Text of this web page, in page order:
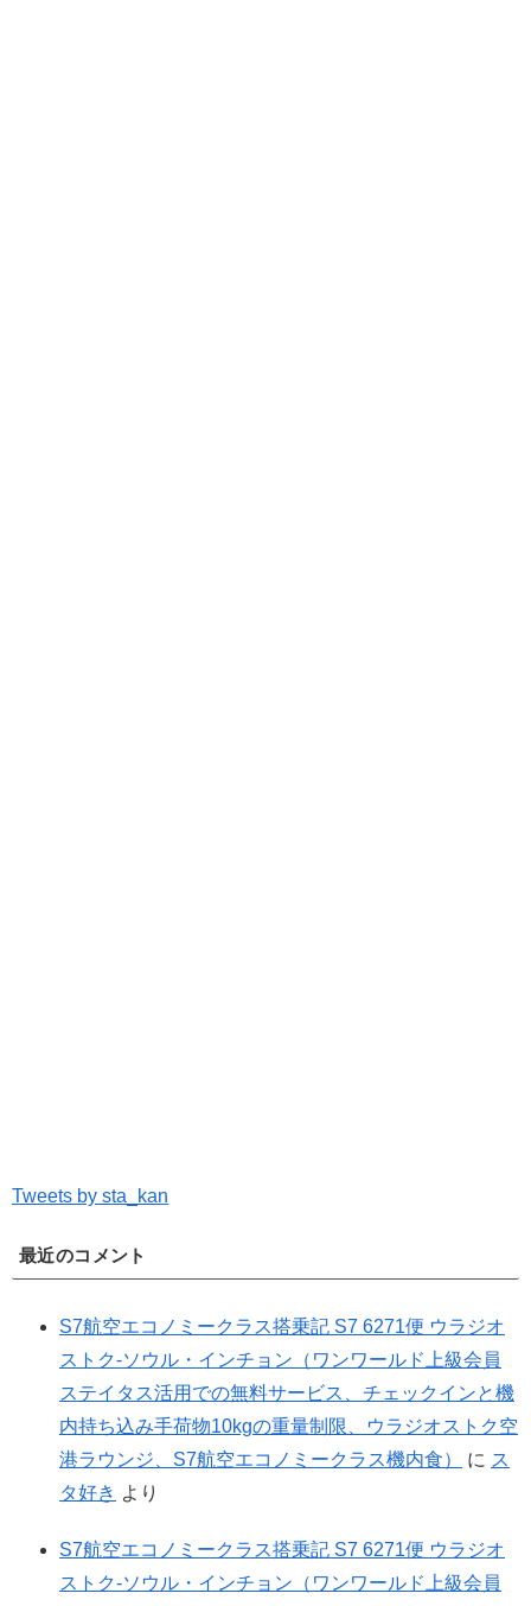
Tweets by sta_kan
最近のコメント
S7航空エコノミークラス搭乗記 S7 6271便 ウラジオ
ストク-ソウル・インチョン（ワンワールド上級会員
ステイタス活用での無料サービス、チェックインと機
内持ち込み手荷物10kgの重量制限、ウラジオストク空
港ラウンジ、S7航空エコノミークラス機内食）
に ス
タ好き より
S7航空エコノミークラス搭乗記 S7 6271便 ウラジオ
ストク-ソウル・インチョン（ワンワールド上級会員